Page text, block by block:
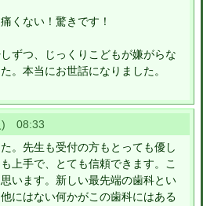
くない！驚きです！
ずつ、じっくりこどもが嫌がらな
。本当にお世話になりました。
) 08:33
。先生も受付の方もとっても優し
上手で、とても信頼できます。こ
います。新しい最先端の歯科とい
にはない何かがこの歯科にはある